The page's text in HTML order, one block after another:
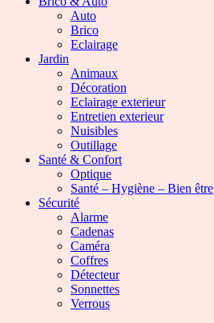
Auto
Brico
Eclairage
Jardin
Animaux
Décoration
Eclairage exterieur
Entretien exterieur
Nuisibles
Outillage
Santé & Confort
Optique
Santé – Hygiène – Bien être
Sécurité
Alarme
Cadenas
Caméra
Coffres
Détecteur
Sonnettes
Verrous